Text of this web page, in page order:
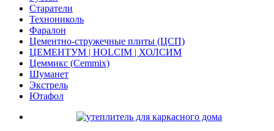
Старатели
Технониколь
Фаралон
Цементно-стружечные плиты (ЦСП)
ЦЕМЕНТУМ | HOLCIM | ХОЛСИМ
Цеммикс (Cemmix)
Шуманет
Экстрель
Ютафол